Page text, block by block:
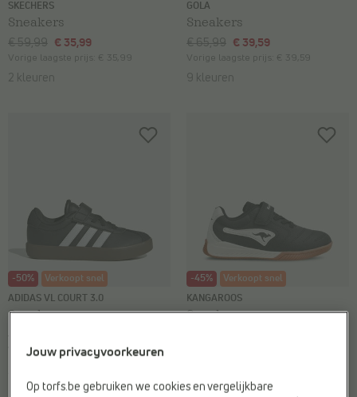
SKECHERS
Sneakers
€ 59,99 € 35,99
Vorige laagste prijs: € 35,99
2 kleuren
GOLA
Sneakers
€ 65,99 € 39,59
Vorige laagste prijs: € 39,59
9 kleuren
-50% Verkoopt snel
ADIDAS VL COURT 3.0
Sneakers
Vorige laagste prijs: € 23,-
-45% Verkoopt snel
KANGAROOS
Sneakers
Jouw privacyvoorkeuren
Op torfs.be gebruiken we cookies en vergelijkbare